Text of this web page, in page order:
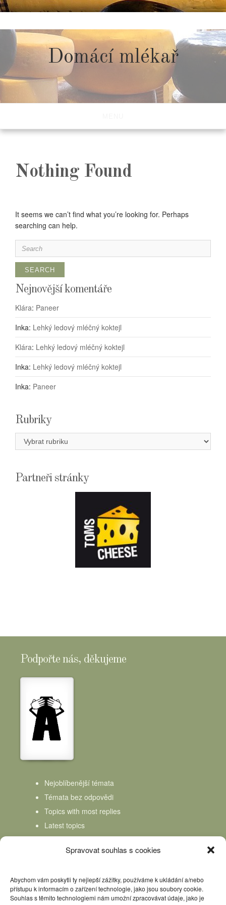
Spravovat souhlas s cookies
Abychom vám poskytli ty nejlepší zážitky, používáme k ukládání a/nebo
přístupu k informacím o zařízení technologie, jako jsou soubory cookie.
Souhlas s těmito technologiemi nám umožní zpracovávat údaje, jako je
to
content
Domácí mlékař
Nothing Found
It seems we can’t find what you’re looking for. Perhaps
searching can help.
Search
for:
Nejnovější komentáře
Klára: Paneer
Inka: Lehký ledový mléčný koktejl
Klára: Lehký ledový mléčný koktejl
Inka: Lehký ledový mléčný koktejl
Inka: Paneer
Rubriky
Rubriky
Partneři stránky
Podpořte nás, děkujeme
Nejoblíbenější témata
Témata bez odpovědi
Topics with most replies
Latest topics
Topics Freshness